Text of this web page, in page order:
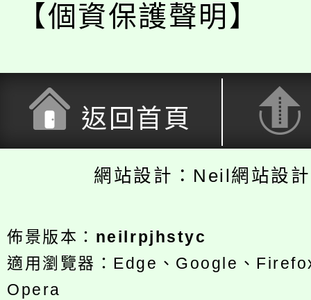
【個資保護聲明】
返回首頁
網站設計：Neil網站設
佈景版本： neilrpjhstyc
適用瀏覽器：Edge、Google、
Opera